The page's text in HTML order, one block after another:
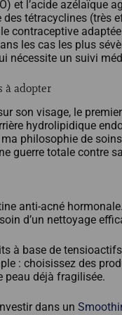
et l’acide
tétracyclines (très
contraceptive
les cas les plus
nécessite un suivi
à adopter
son visage, le
hydrolipidique
philosophie de
guerre totale contre
anti-acné
d’un nettoyage
à base de
: choisissez des
peau déjà fragilisée.
dans un